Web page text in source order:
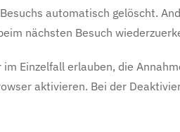
automatisch gelöscht.
nächsten Besuch
Einzelfall erlauben, die
aktivieren. Bei der